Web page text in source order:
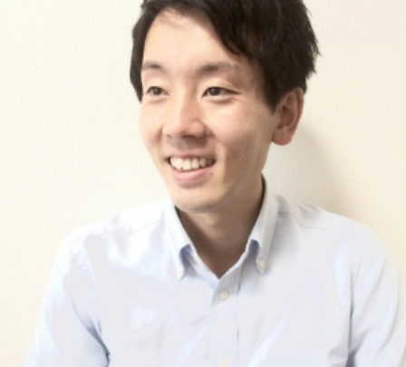
司法書士による財産管理業務について
不動産に関する登記費用
相続手続費用（不動産以外）
相続の豆知識１